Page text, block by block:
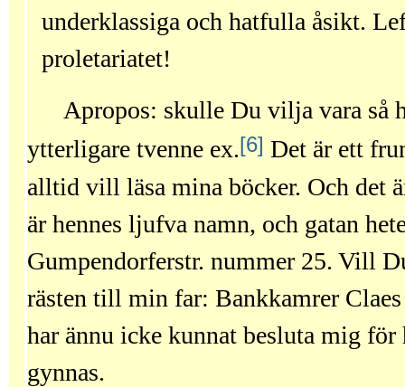
underklassiga och hatfulla åsikt.
proletariatet!
Apropos: skulle Du vilja vara så
ytterligare tvenne ex.[6] Det är ett
alltid vill läsa mina böcker. Och det
är hennes ljufva namn, och gatan
Gumpendorferstr. nummer 25. Vill
rästen till min far: Bankkamrer
har ännu icke kunnat besluta mig
gynnas.